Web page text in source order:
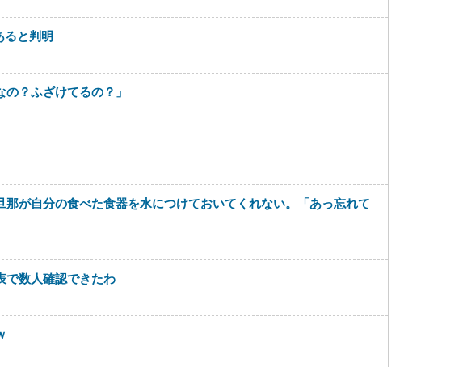
ると判明
？ふざけてるの？」
が自分の食べた食器を水につけておいてくれない。「あっ忘れて
で数人確認できたわ